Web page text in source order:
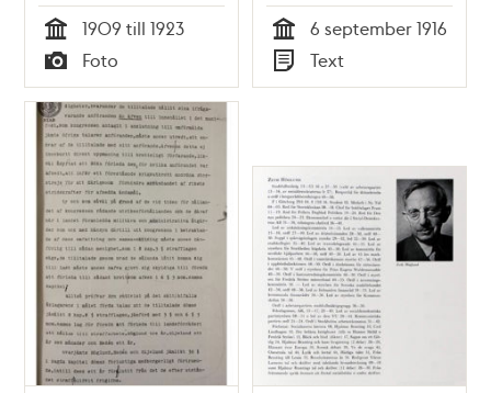
Tid
1909 till 1923
Typ
Foto Tid
6 september 1916
Typ
Text